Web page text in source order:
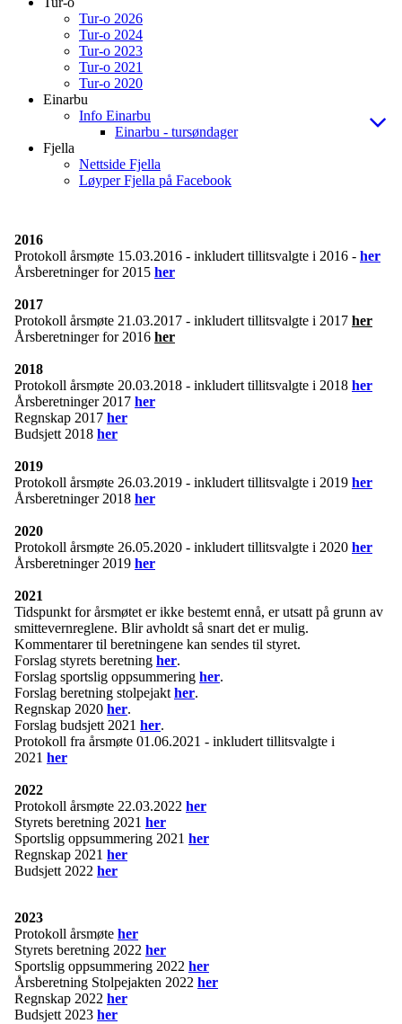
Tur-o 2026
Tur-o 2024
Tur-o 2023
Tur-o 2021
Tur-o 2020
Einarbu
Info Einarbu
Einarbu - tursøndager
Fjella
Nettside Fjella
Løyper Fjella på Facebook
2016
Protokoll årsmøte 15.03.2016 - inkludert tillitsvalgte i 2016 - her
Årsberetninger for 2015 her
2017
Protokoll årsmøte 21.03.2017 - inkludert tillitsvalgte i 2017 her
Årsberetninger for 2016 her
2018
Protokoll årsmøte 20.03.2018 - inkludert tillitsvalgte i 2018 her
Årsberetninger 2017 her
Regnskap 2017 her
Budsjett 2018 her
2019
Protokoll årsmøte 26.03.2019 - inkludert tillitsvalgte i 2019 her
Årsberetninger 2018 her
2020
Protokoll årsmøte 26.05.2020 - inkludert tillitsvalgte i 2020 her
Årsberetninger 2019 her
2021
Tidspunkt for årsmøtet er ikke bestemt ennå, er utsatt på grunn av
smittevernreglene. Blir avholdt så snart det er mulig.
Kommentarer til beretningene kan sendes til styret.
Forslag styrets beretning her.
Forslag sportslig oppsummering her.
Forslag beretning stolpejakt her.
Regnskap 2020 her.
Forslag budsjett 2021 her.
Protokoll fra årsmøte 01.06.2021 - inkludert tillitsvalgte i
2021 her
2022
Protokoll årsmøte 22.03.2022 her
Styrets beretning 2021 her
Sportslig oppsummering 2021 her
Regnskap 2021 her
Budsjett 2022 her
2023
Protokoll årsmøte her
Styrets beretning 2022 her
Sportslig oppsummering 2022 her
Årsberetning Stolpejakten 2022 her
Regnskap 2022 her
Budsjett 2023 her